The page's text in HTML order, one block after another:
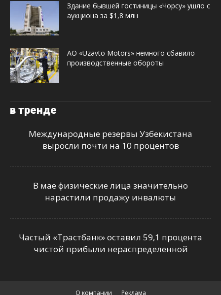
Здание бывшей гостиницы «Чорсу» ушло с
аукциона за $1,8 млн
АО «Uzavto Motors» немного сбавило
производственные обороты
в тренде
Международные резервы Узбекистана
выросли почти на 10 процентов
В мае физические лица значительно
нарастили продажу инвалюты
Частый «Трастбанк» оставил 59,1 процента
чистой прибыли нераспределенной
О компании Реклама